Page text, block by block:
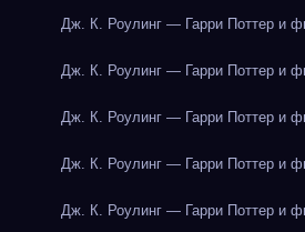
Дж. К. Роулинг — Гарри Поттер и
Дж. К. Роулинг — Гарри Поттер и
Дж. К. Роулинг — Гарри Поттер и
Дж. К. Роулинг — Гарри Поттер и
Дж. К. Роулинг — Гарри Поттер и